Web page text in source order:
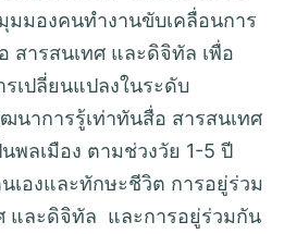
มมองคนทำงานขับเคลื่อนการ
สารสนเทศ และดิจิทัล เพื่อ
เปลี่ยนแปลงในระดับ
นาการรู้เท่าทันสื่อ สารสนเทศ
พลเมือง ตามช่วงวัย 1-5 ปี
เองและทักษะชีวิต การอยู่ร่วม
และดิจิทัล และการอยู่ร่วมกัน